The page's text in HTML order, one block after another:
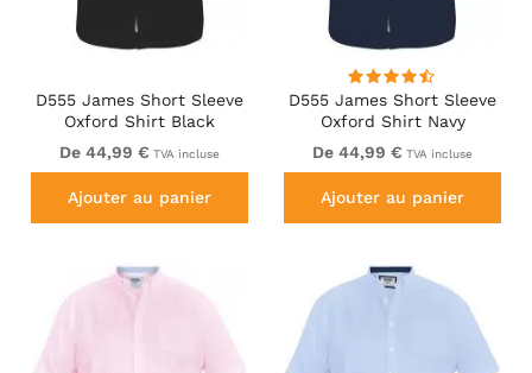
D555 James Short Sleeve
Oxford Shirt Black
De 44,99 € TVA incluse
Ajouter au panier
D555 James Short Sleeve
Oxford Shirt Navy
De 44,99 € TVA incluse
Ajouter au panier